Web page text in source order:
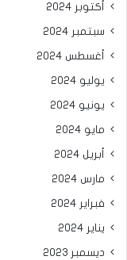
أكتوبر 2024
سبتمبر 2024
أغسطس 2024
يوليو 2024
يونيو 2024
مايو 2024
أبريل 2024
مارس 2024
فبراير 2024
يناير 2024
ديسمبر 2023